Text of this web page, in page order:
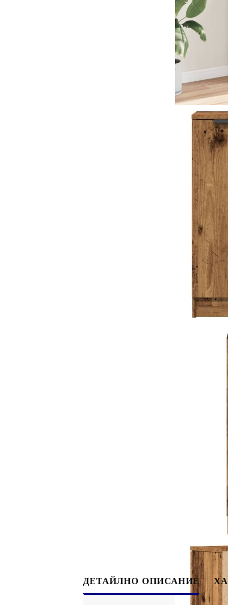
ДЕТАЙЛНО ОПИСАНИЕ